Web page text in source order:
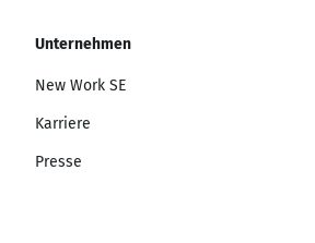
Unternehmen
New Work SE
Karriere
Presse